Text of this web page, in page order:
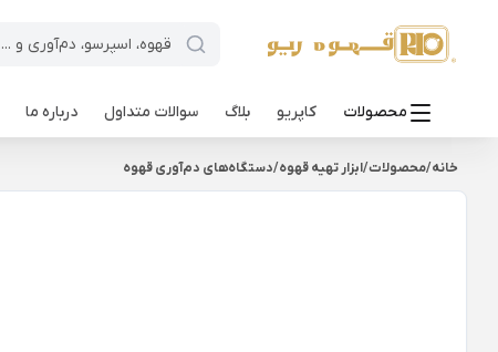
محصولات کاپریو بلاگ سوالات متداول درباره ما
خانه/محصولات/ابزار تهیه قهوه/دستگاه‌های دم‌آوری قهوه